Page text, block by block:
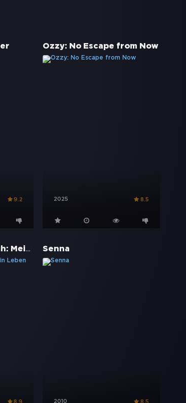
9.2
Ozzy: No Escape from Now
2025 8.5
David Attenborough: Mein Leben auf unserem Planeten Senna
2010